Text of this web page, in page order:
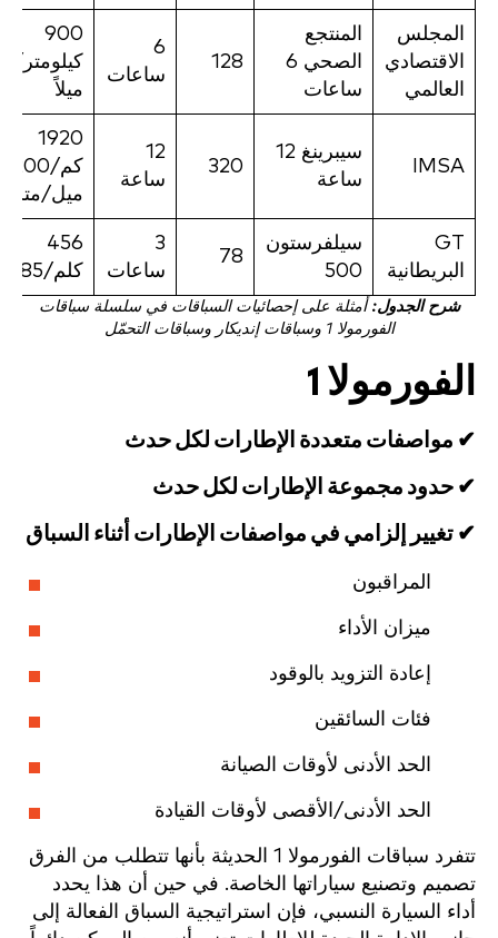
المجلس
الاقتصادي
العالمي
المنتجع
الصحي 6
ساعات
128
6
ساعات
900
ميلاً
IMSA
سيبرينغ 12
ساعة
320
12
ساعة
1920
كم/1200
ميل/متر
GT
البريطانية
سيلفرستون
500
78
3
ساعات
456
كلم/285 ميلاً
شرح الجدول: أمثلة على إحصائيات السباقات في سلسلة سباقات
الفورمولا 1 وسباقات إنديكار وسباقات التحمّل
الفورمولا 1
✔ مواصفات متعددة الإطارات لكل حدث
✔ حدود مجموعة الإطارات لكل حدث
✔ تغيير إلزامي في مواصفات الإطارات أثناء السباق
المراقبون
ميزان الأداء
إعادة التزويد بالوقود
فئات السائقين
الحد الأدنى لأوقات الصيانة
الحد الأدنى/الأقصى لأوقات القيادة
تتفرد سباقات الفورمولا 1 الحديثة بأنها تتطلب من الفرق
تصميم وتصنيع سياراتها الخاصة. في حين أن هذا يحدد
أداء السيارة النسبي، فإن استراتيجية السباق الفعالة إلى